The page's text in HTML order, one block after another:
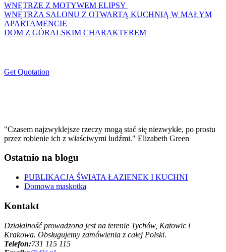
WNĘTRZE Z MOTYWEM ELIPSY
WNĘTRZA SALONU Z OTWARTĄ KUCHNIĄ W MAŁYM
APARTAMENCIE
DOM Z GÓRALSKIM CHARAKTEREM
Get Quotation
"Czasem najzwyklejsze rzeczy mogą stać się niezwykłe, po prostu
przez robienie ich z właściwymi ludźmi." Elizabeth Green
Ostatnio na blogu
PUBLIKACJA ŚWIATA ŁAZIENEK I KUCHNI
Domowa maskotka
Kontakt
Działalność prowadzona jest na terenie Tychów, Katowic i
Krakowa. Obsługujemy zamówienia z całej Polski.
Telefon:731 115 115